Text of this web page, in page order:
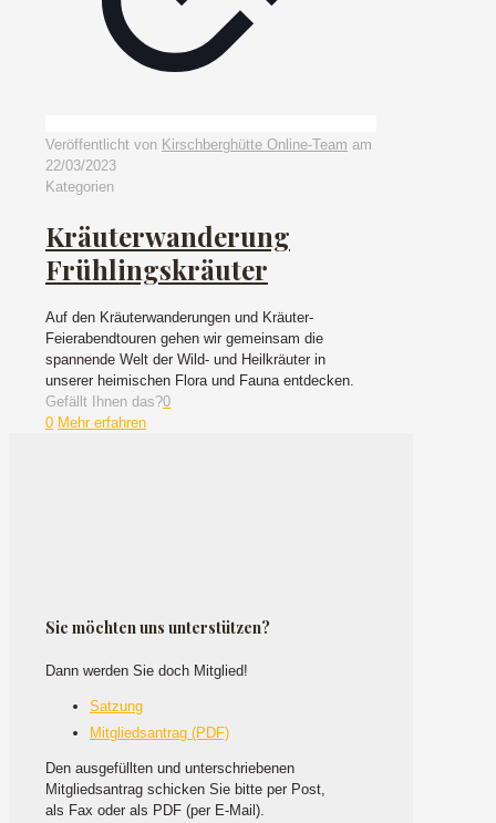
Veröffentlicht von Kirschberghütte Online-Team am
22/03/2023
Kategorien
Kräuterwanderung
Frühlingskräuter
Auf den Kräuterwanderungen und Kräuter-
Feierabendtouren gehen wir gemeinsam die
spannende Welt der Wild- und Heilkräuter in
unserer heimischen Flora und Fauna entdecken.
Gefällt Ihnen das?0
0 Mehr erfahren
Sie möchten uns unterstützen?
Dann werden Sie doch Mitglied!
Satzung
Mitgliedsantrag (PDF)
Den ausgefüllten und unterschriebenen
Mitgliedsantrag schicken Sie bitte per Post,
als Fax oder als PDF (per E-Mail).